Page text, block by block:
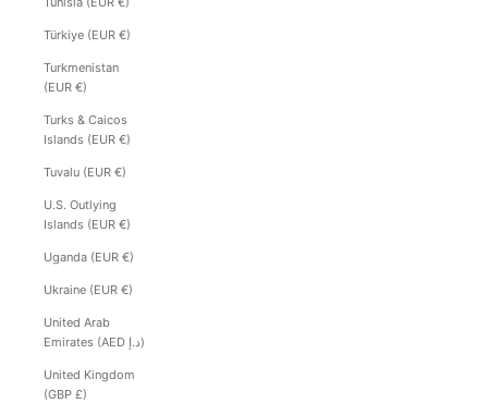
Türkiye (EUR €)
Turkmenistan
(EUR €)
Turks & Caicos
Islands (EUR €)
Tuvalu (EUR €)
U.S. Outlying
Islands (EUR €)
Uganda (EUR €)
Ukraine (EUR €)
United Arab
Emirates (AED د.إ)
United Kingdom
(GBP £)